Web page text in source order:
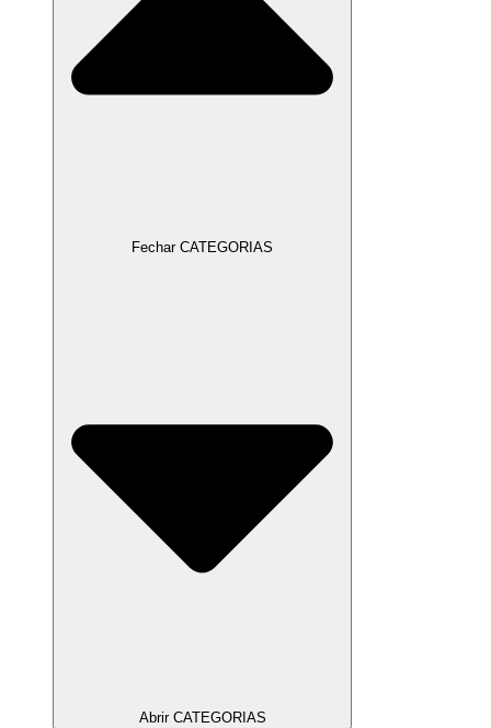
Fechar CATEGORIAS
Abrir CATEGORIAS